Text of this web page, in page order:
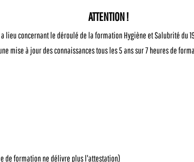
ATTENTION !
concernant le déroulé de la formation Hygiène et Salubrité du
mise à jour des connaissances tous les 5 ans sur 7 heures de
de formation ne délivre plus l'attestation)